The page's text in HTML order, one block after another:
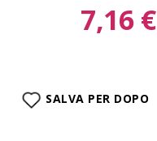
7,16 €
SALVA PER DOPO